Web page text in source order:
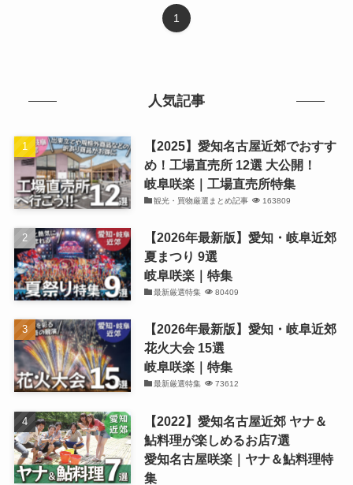
1
人気記事
【2025】愛知名古屋近郊でおすす
め！工場直売所 12選 大公開！
岐阜咲楽｜工場直売所特集
観光・買物厳選まとめ記事 163809
【2026年最新版】愛知・岐阜近郊
夏まつり 9選
岐阜咲楽｜特集
最新厳選特集 80409
【2026年最新版】愛知・岐阜近郊
花火大会 15選
岐阜咲楽｜特集
最新厳選特集 73612
【2022】愛知名古屋近郊 ヤナ＆
鮎料理が楽しめるお店7選
愛知名古屋咲楽｜ヤナ＆鮎料理特
集